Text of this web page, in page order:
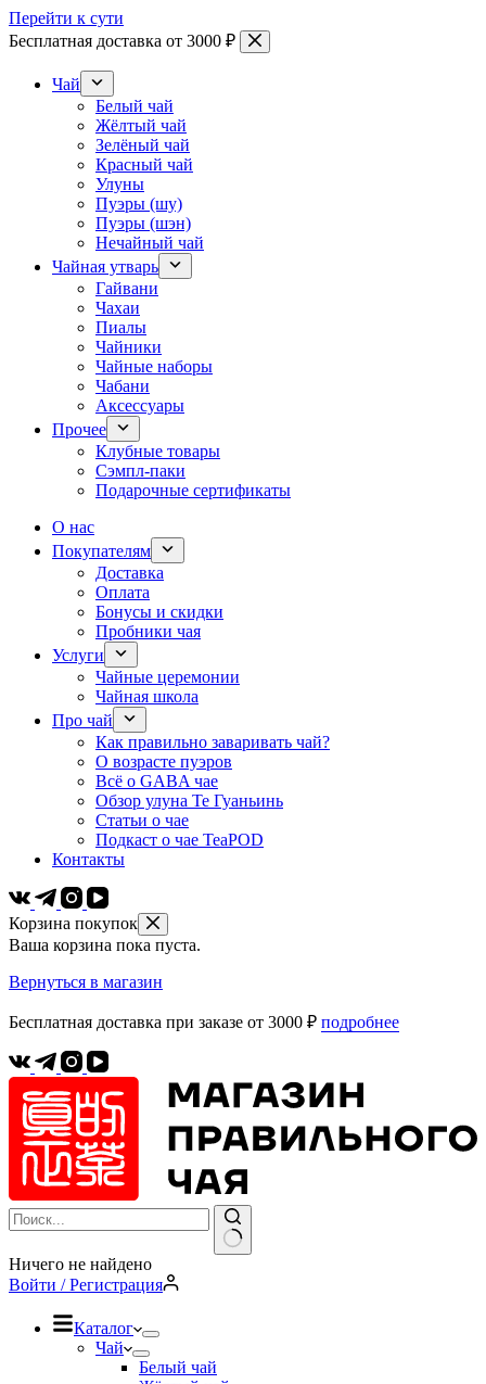
Перейти к сути
Бесплатная доставка от 3000 ₽
Чай
Белый чай
Жёлтый чай
Зелёный чай
Красный чай
Улуны
Пуэры (шу)
Пуэры (шэн)
Нечайный чай
Чайная утварь
Гайвани
Чахаи
Пиалы
Чайники
Чайные наборы
Чабани
Аксессуары
Прочее
Клубные товары
Сэмпл-паки
Подарочные сертификаты
О нас
Покупателям
Доставка
Оплата
Бонусы и скидки
Пробники чая
Услуги
Чайные церемонии
Чайная школа
Про чай
Как правильно заваривать чай?
О возрасте пуэров
Всё о GABA чае
Обзор улуна Те Гуаньинь
Статьи о чае
Подкаст о чае TeaPOD
Контакты
Корзина покупок
Ваша корзина пока пуста.
Вернуться в магазин
Бесплатная доставка при заказе от 3000 ₽ подробнее
Ничего не найдено
Войти / Регистрация
Каталог
Чай
Белый чай